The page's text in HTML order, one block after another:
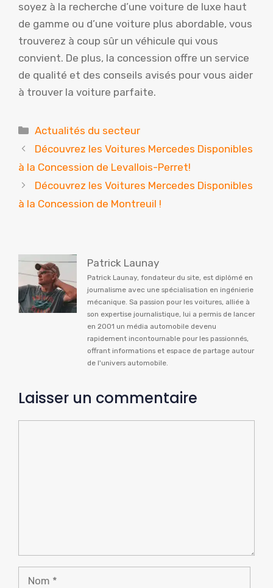
soyez à la recherche d’une voiture de luxe haut
de gamme ou d’une voiture plus abordable, vous
trouverez à coup sûr un véhicule qui vous
convient. De plus, la concession offre un service
de qualité et des conseils avisés pour vous aider
à trouver la voiture parfaite.
Catégories
Actualités du secteur
Découvrez les Voitures Mercedes Disponibles
à la Concession de Levallois-Perret!
Découvrez les Voitures Mercedes Disponibles
à la Concession de Montreuil !
Patrick Launay
Patrick Launay, fondateur du site, est diplômé en
journalisme avec une spécialisation en ingénierie
mécanique. Sa passion pour les voitures, alliée à
son expertise journalistique, lui a permis de lancer
en 2001 un média automobile devenu
rapidement incontournable pour les passionnés,
offrant informations et espace de partage autour
de l'univers automobile.
Laisser un commentaire
Nom